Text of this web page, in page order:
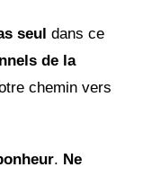
seul dans ce
de la
chemin vers
. Ne